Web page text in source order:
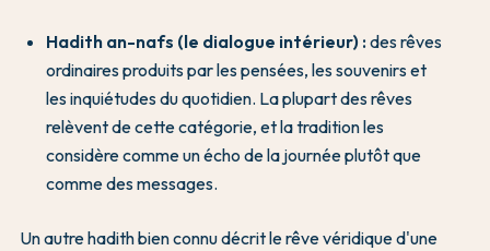
Hadith an-nafs (le dialogue intérieur) :des rêves
ordinaires produits par les pensées, les souvenirs et
les inquiétudes du quotidien. La plupart des rêves
relèvent de cette catégorie, et la tradition les
considère comme un écho de la journée plutôt que
comme des messages.
Un autre hadith bien connu décrit le rêve véridique d'une